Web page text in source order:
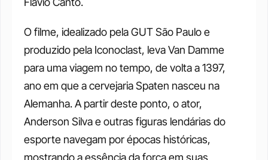
O filme, idealizado pela GUT São Paulo e
produzido pela Iconoclast, leva Van Damme
para uma viagem no tempo, de volta a 1397,
ano em que a cervejaria Spaten nasceu na
Alemanha. A partir deste ponto, o ator,
Anderson Silva e outras figuras lendárias do
esporte navegam por épocas históricas,
mostrando a essência da força em suas